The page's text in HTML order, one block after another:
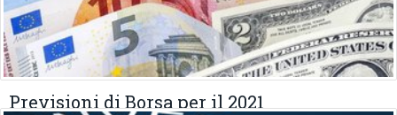
Previsioni di Borsa per il 2021